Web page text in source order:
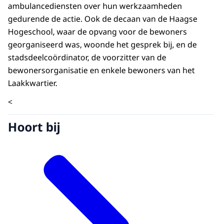
ambulancediensten over hun werkzaamheden
gedurende de actie. Ook de decaan van de Haagse
Hogeschool, waar de opvang voor de bewoners
georganiseerd was, woonde het gesprek bij, en de
stadsdeelcoördinator, de voorzitter van de
bewonersorganisatie en enkele bewoners van het
Laakkwartier.
<
Hoort bij